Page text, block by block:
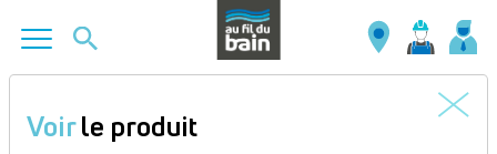
contenu
Voirle produit